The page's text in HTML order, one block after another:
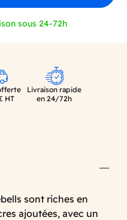
sous 24-72h
HT
Livraison rapide
en 24/72h
sont riches en
ajoutées, avec un